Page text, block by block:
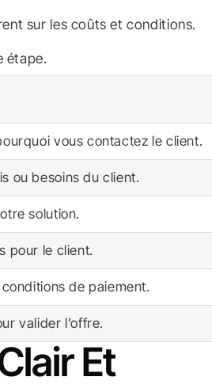
sur les coûts et conditions.
étape.
vous contactez le client.
ou besoins du client.
solution.
pour le client.
de paiement.
valider l’offre.
Et